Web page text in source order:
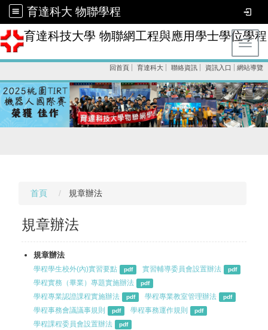
育達科大 物聯學程
育達科技大學 物聯網工程與應用學士學位學程
回首頁 育達科大 聯絡資訊 資訊入口 網站導覽
首頁 規章辦法
規章辦法
規章辦法
學程學生校外(內)實習要點 pdf 實習輔導委員會設置辦法 pdf
學程實務（畢業）專題實施辦法 pdf
學程專業認證課程實施辦法 pdf 學程專業教室管理辦法 pdf
學程事務會議議事規則 pdf 學程事務運作規則 pdf
學程課程委員會設置辦法 pdf